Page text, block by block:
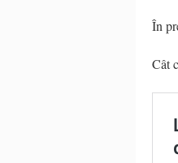
În
Cât